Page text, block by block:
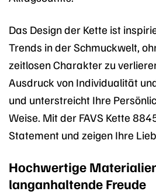
Das Design der Kette ist
Trends in der Schmuckwelt,
zeitlosen Charakter zu
Ausdruck von Individualität
und unterstreicht Ihre
Weise. Mit der FAVS Kette
Statement und zeigen Ihre
Hochwertige
langanhaltende Freude